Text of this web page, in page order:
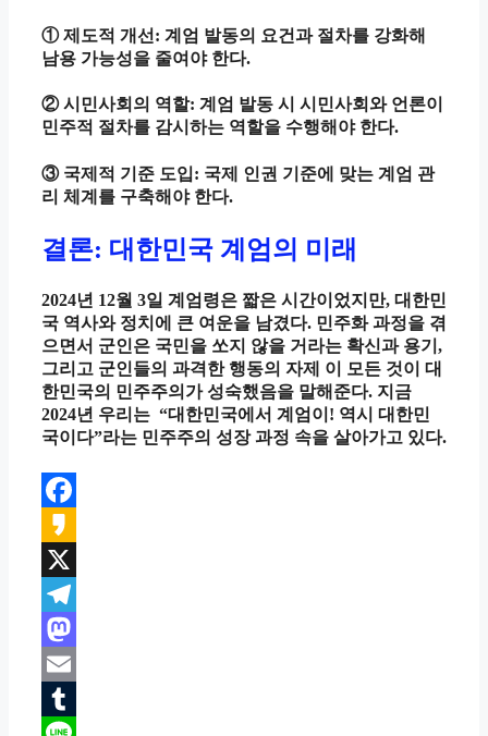
① 제도적 개선: 계엄 발동의 요건과 절차를 강화해
남용 가능성을 줄여야 한다.
② 시민사회의 역할: 계엄 발동 시 시민사회와 언론이
민주적 절차를 감시하는 역할을 수행해야 한다.
③ 국제적 기준 도입: 국제 인권 기준에 맞는 계엄 관
리 체계를 구축해야 한다.
결론: 대한민국 계엄의 미래
2024년 12월 3일 계엄령은 짧은 시간이었지만, 대한민
국 역사와 정치에 큰 여운을 남겼다. 민주화 과정을 겪
으면서 군인은 국민을 쏘지 않을 거라는 확신과 용기,
그리고 군인들의 과격한 행동의 자제 이 모든 것이 대
한민국의 민주주의가 성숙했음을 말해준다. 지금
2024년 우리는 “대한민국에서 계엄이! 역시 대한민
국이다”라는 민주주의 성장 과정 속을 살아가고 있다.
Facebook
Kakao
X
Telegram
Mastodon
Email